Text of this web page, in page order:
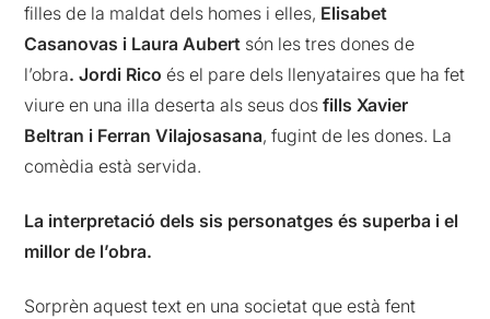
filles de la maldat dels homes i elles, Elisabet
Casanovas i Laura Aubert són les tres dones de
l’obra. Jordi Ricoés el pare dels llenyataires que ha fet
viure en una illa deserta als seus dosfills Xavier
Beltran i Ferran Vilajosasana, fugint de les dones. La
comèdia està servida.
La interpretació dels sis personatges és superba i el
millor de l’obra.
Sorprèn aquest text en una societat que està fent